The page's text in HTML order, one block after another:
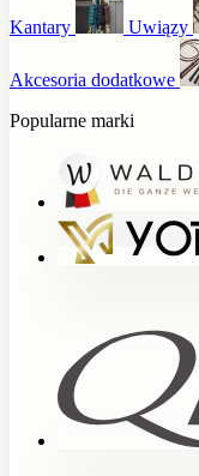
Kantary Uwiązy
Akcesoria dodatkowe
Popularne marki